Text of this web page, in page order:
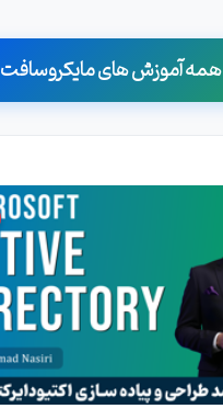
همه آموزش های مایکروسافت